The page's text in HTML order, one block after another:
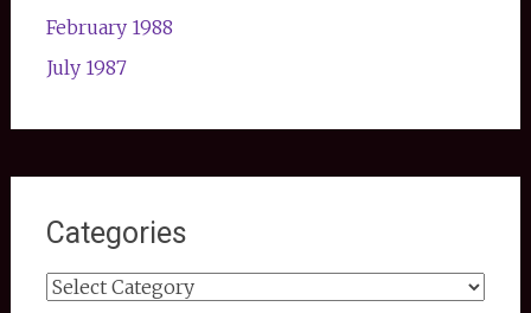
February 1988
July 1987
Categories
Categories